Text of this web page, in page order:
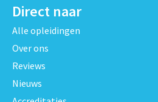
Direct naar
Alle opleidingen
Over ons
Reviews
Nieuws